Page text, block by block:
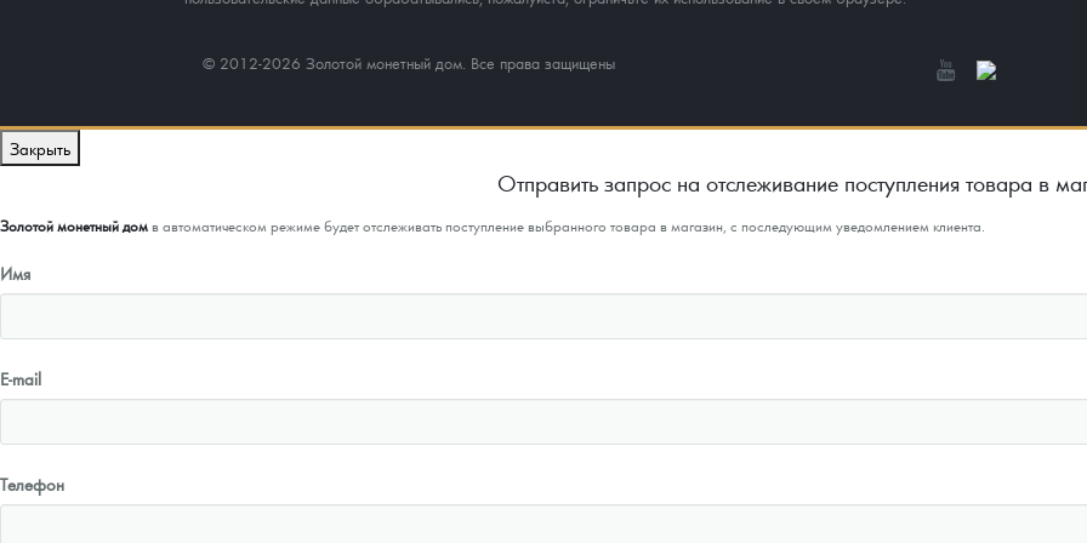
© 2012-2026 Золотой монетный дом. Все права защищены
Закрыть
Отправить запрос на отслеживание поступления товара в
Золотой монетный домв автоматическом режиме будет отслеживать поступление выбранного товара в магазин, с последующим уведомлением клиента.
Имя
E-mail
Телефон